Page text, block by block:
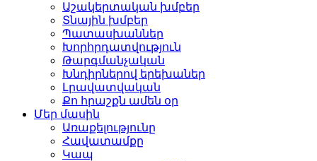
Աշակերտական խմբեր
Տնային խմբեր
Պատասխաններ
Խորհրդատվություն
Թարգմանչական
Խնդիրներով երեխաներ
Լրավատվական
Քո հրաշքն ամեն օր
Մեր մասին
Առաքելությունը
Հավատամքը
Կապ